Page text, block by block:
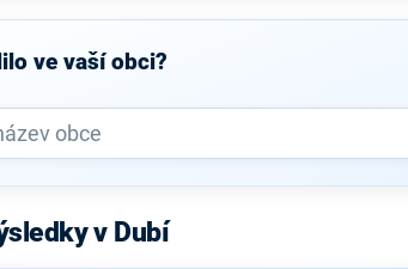
ve vaší obci?
v Dubí